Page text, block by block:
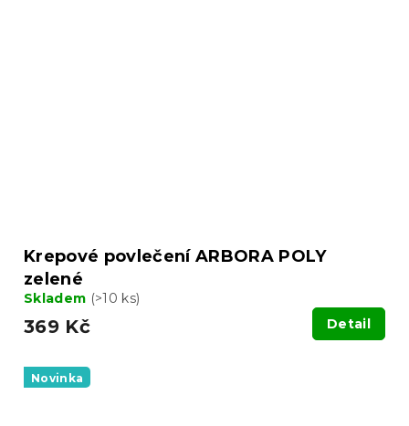
Krepové povlečení ARBORA POLY
zelené
Skladem (>10 ks)
369 Kč Detail
Novinka